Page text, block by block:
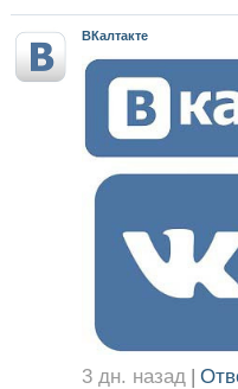
ВКалтакте
3 дн. назад |